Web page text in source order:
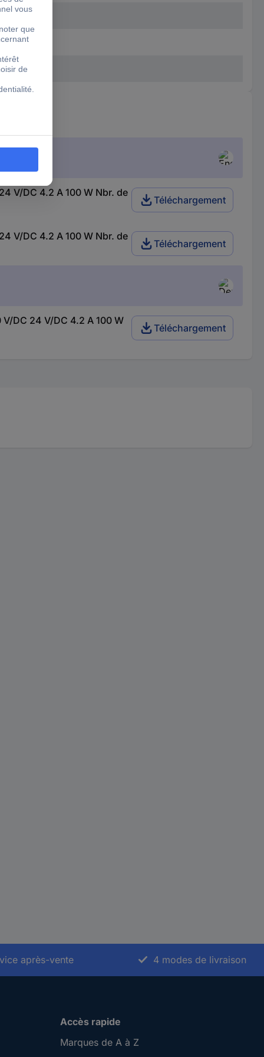
V/DC 4.2 A 100 W Nbr. de
Téléchargement
V/DC 4.2 A 100 W Nbr. de
Téléchargement
DC 24 V/DC 4.2 A 100 W
Téléchargement
après-vente 4 modes de livraison
Accès rapide
Marques de A à Z